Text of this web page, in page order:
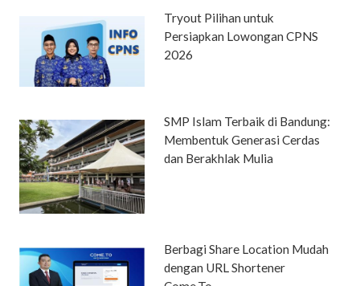
Tryout Pilihan untuk
Persiapkan Lowongan CPNS
2026
SMP Islam Terbaik di Bandung:
Membentuk Generasi Cerdas
dan Berakhlak Mulia
Berbagi Share Location Mudah
dengan URL Shortener